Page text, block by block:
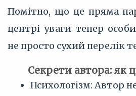
Помітно, що це пряма
центрі уваги тепер
не просто сухий перелік
Секрети автора: як
Психологізм: Автор